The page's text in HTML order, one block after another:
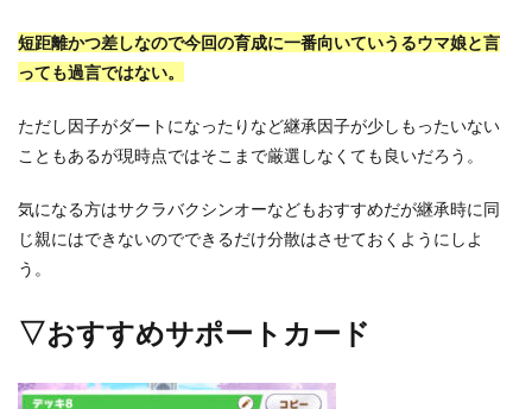
短距離かつ差しなので今回の育成に一番向いていうるウマ娘と言
っても過言ではない。
ただし因子がダートになったりなど継承因子が少しもったいない
こともあるが現時点ではそこまで厳選しなくても良いだろう。
気になる方はサクラバクシンオーなどもおすすめだが継承時に同
じ親にはできないのでできるだけ分散はさせておくようにしよ
う。
▽おすすめサポートカード